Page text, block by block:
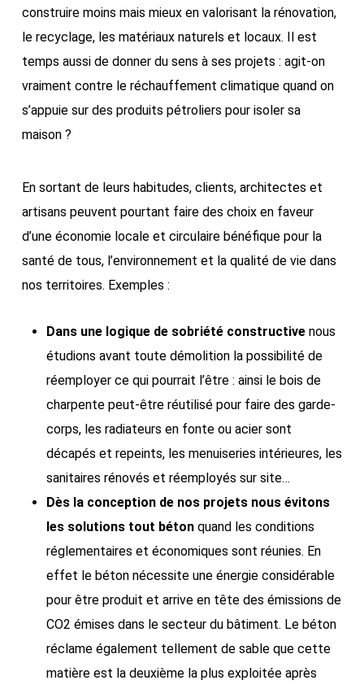
construire moins mais mieux en valorisant la rénovation,
le recyclage, les matériaux naturels et locaux. Il est
temps aussi de donner du sens à ses projets : agit-on
vraiment contre le réchauffement climatique quand on
s’appuie sur des produits pétroliers pour isoler sa
maison ?
En sortant de leurs habitudes, clients, architectes et
artisans peuvent pourtant faire des choix en faveur
d’une économie locale et circulaire bénéfique pour la
santé de tous, l’environnement et la qualité de vie dans
nos territoires. Exemples :
Dans une logique de sobriété constructivenous
étudions avant toute démolition la possibilité de
réemployer ce qui pourrait l’être : ainsi le bois de
charpente peut-être réutilisé pour faire des garde-
corps, les radiateurs en fonte ou acier sont
décapés et repeints, les menuiseries intérieures, les
sanitaires rénovés et réemployés sur site…
Dès la conception de nos projets nous évitons
les solutions tout bétonquand les conditions
réglementaires et économiques sont réunies. En
effet le béton nécessite une énergie considérable
pour être produit et arrive en tête des émissions de
CO2 émises dans le secteur du bâtiment. Le béton
réclame également tellement de sable que cette
matière est la deuxième la plus exploitée après